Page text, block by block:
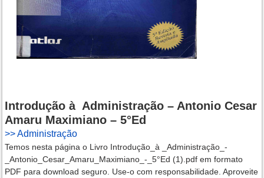
Introdução à Administração – Antonio Cesar
Amaru Maximiano – 5°Ed
>>Administração
Temos nesta página o Livro Introdução_à _Administração_-
_Antonio_Cesar_Amaru_Maximiano_-_5°Ed (1).pdf em formato
PDF para download seguro. Use-o com responsabilidade. Aproveite